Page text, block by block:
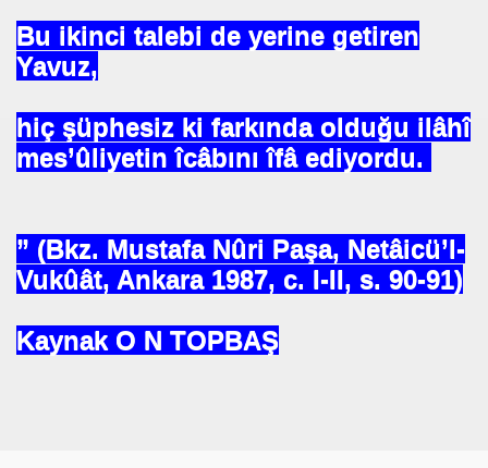
Bu ikinci talebi de yerine getiren
Yavuz,
hiç şüphesiz ki farkında olduğu ilâhî
mes’ûliyetin îcâbını îfâ ediyordu.
” (Bkz. Mustafa Nûri Paşa, Netâicü’l-
Vukûât, Ankara 1987, c. I-II, s. 90-91)
Kaynak O N TOPBAŞ
Mücadele Derneği
?